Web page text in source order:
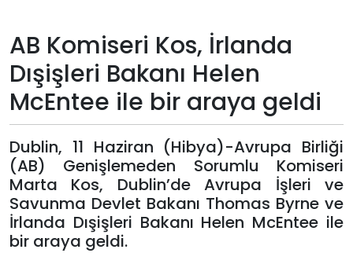
Giriş
Yap
AB Komiseri Kos, İrlanda
Dışişleri Bakanı Helen
McEntee ile bir araya geldi
Dublin, 11 Haziran (Hibya)-Avrupa Birliği
(AB) Genişlemeden Sorumlu Komiseri
Marta Kos, Dublin’de Avrupa İşleri ve
Savunma Devlet Bakanı Thomas Byrne ve
İrlanda Dışişleri Bakanı Helen McEntee ile
bir araya geldi.